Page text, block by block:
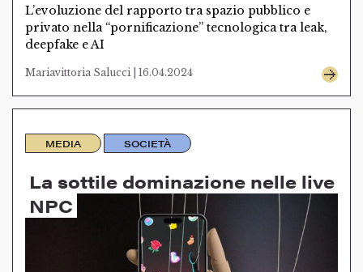
L’evoluzione del rapporto tra spazio pubblico e
privato nella “pornificazione” tecnologica tra leak,
deepfake e AI
Mariavittoria Salucci | 16.04.2024
MEDIA SOCIETÀ
La sottile dominazione nelle live
NPC